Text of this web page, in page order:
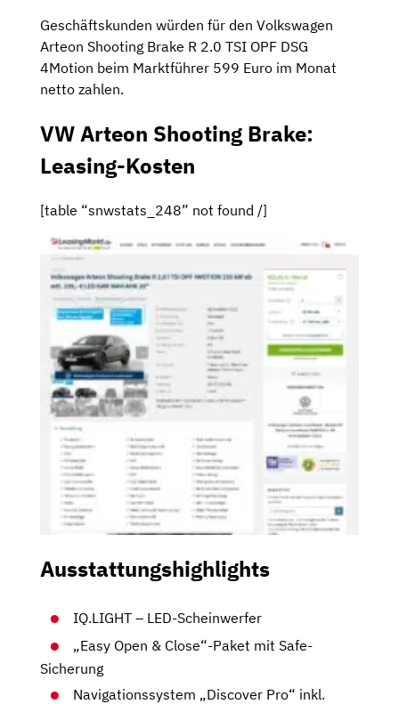
Geschäftskunden würden für den Volkswagen
Arteon Shooting Brake R 2.0 TSI OPF DSG
4Motion beim Marktführer 599 Euro im Monat
netto zahlen.
VW Arteon Shooting Brake:
Leasing-Kosten
[table “snwstats_248” not found /]
Ausstattungshighlights
IQ.LIGHT – LED-Scheinwerfer
„Easy Open & Close“-Paket mit Safe-
Sicherung
Navigationssystem „Discover Pro“ inkl.